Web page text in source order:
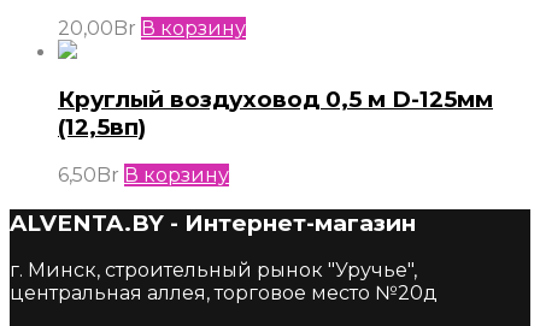
20,00Br В корзину
Круглый воздуховод 0,5 м D-125мм
(12,5вп)
6,50Br В корзину
ALVENTA.BY - Интернет-магазин
г. Минск, строительный рынок "Уручье",
центральная аллея, торговое место №20д